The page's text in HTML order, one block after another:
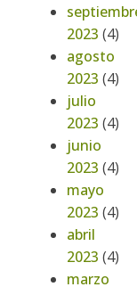
2023 (4)
agosto
2023 (4)
julio
2023 (4)
junio
2023 (4)
mayo
2023 (4)
abril
2023 (4)
marzo